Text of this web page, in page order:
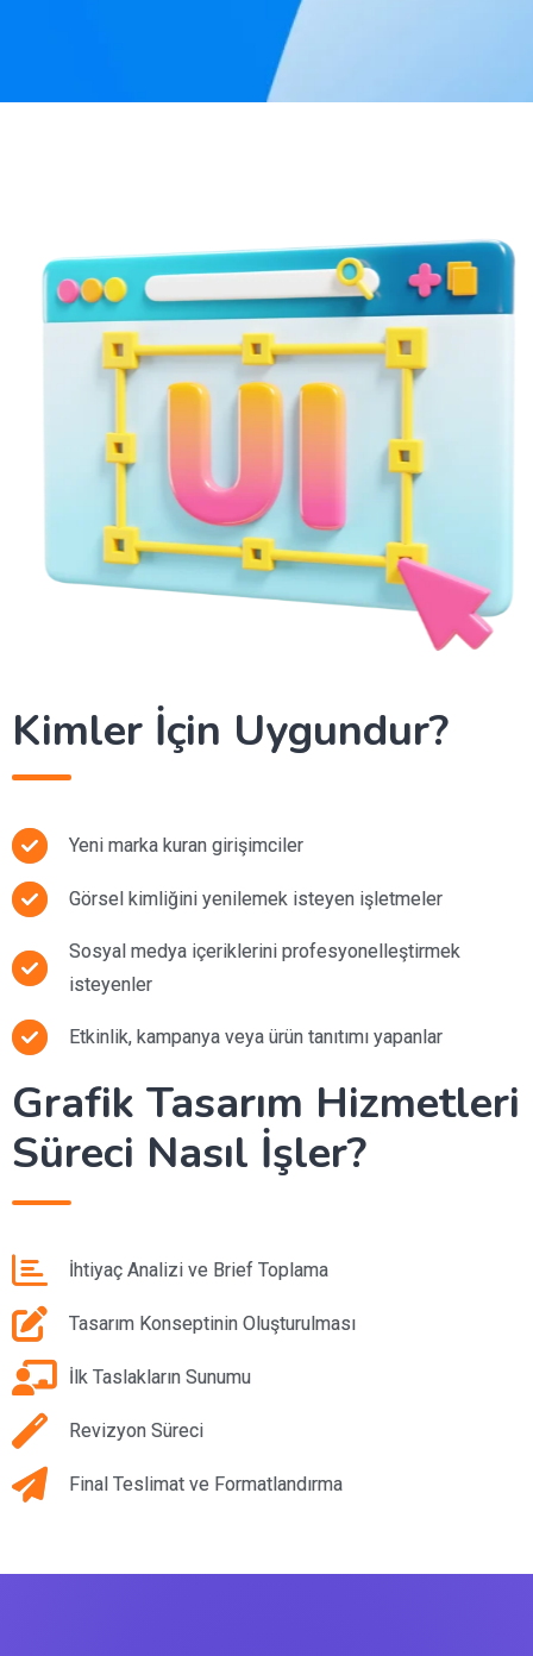
Kimler İçin Uygundur?
Yeni marka kuran girişimciler
Görsel kimliğini yenilemek isteyen işletmeler
Sosyal medya içeriklerini profesyonelleştirmek
isteyenler
Etkinlik, kampanya veya ürün tanıtımı yapanlar
Grafik Tasarım Hizmetleri
Süreci Nasıl İşler?
İhtiyaç Analizi ve Brief Toplama
Tasarım Konseptinin Oluşturulması
İlk Taslakların Sunumu
Revizyon Süreci
Final Teslimat ve Formatlandırma